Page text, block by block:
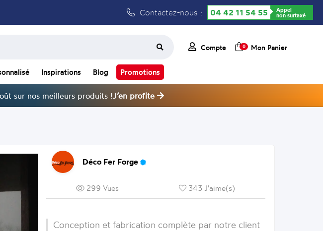
Contactez-nous : 04 42 11 54 55 Appel
non surtaxé
Compte 0 Mon Panier
Inspirations Blog Promotions
sur nos meilleurs produits !J’en profite
Déco Fer Forge
299 Vues 343 J'aime(s)
Conception et fabrication complète par notre client